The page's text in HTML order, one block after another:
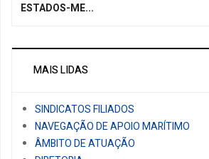
ESTADOS-ME...
MAIS LIDAS
SINDICATOS FILIADOS
NAVEGAÇÃO DE APOIO MARÍTIMO
ÂMBITO DE ATUAÇÃO